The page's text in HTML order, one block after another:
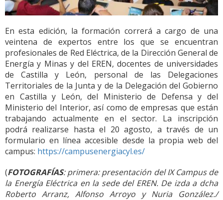
En esta edición, la formación correrá a cargo de una
veintena de expertos entre los que se encuentran
profesionales de Red Eléctrica, de la Dirección General de
Energía y Minas y del EREN, docentes de universidades
de Castilla y León, personal de las Delegaciones
Territoriales de la Junta y de la Delegación del Gobierno
en Castilla y León, del Ministerio de Defensa y del
Ministerio del Interior, así como de empresas que están
trabajando actualmente en el sector. La inscripción
podrá realizarse hasta el 20 agosto, a través de un
formulario en línea accesible desde la propia web del
campus: https://campusenergiacyl.es/
(FOTOGRAFÍAS: primera: presentación del IX Campus de
la Energía Eléctrica en la sede del EREN. De izda a dcha
Roberto Arranz, Alfonso Arroyo y Nuria González./